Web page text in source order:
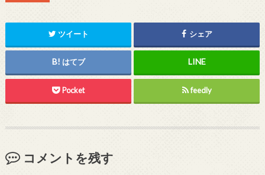
ツイート シェア
はてブ
Pocket feedly
コメントを残す